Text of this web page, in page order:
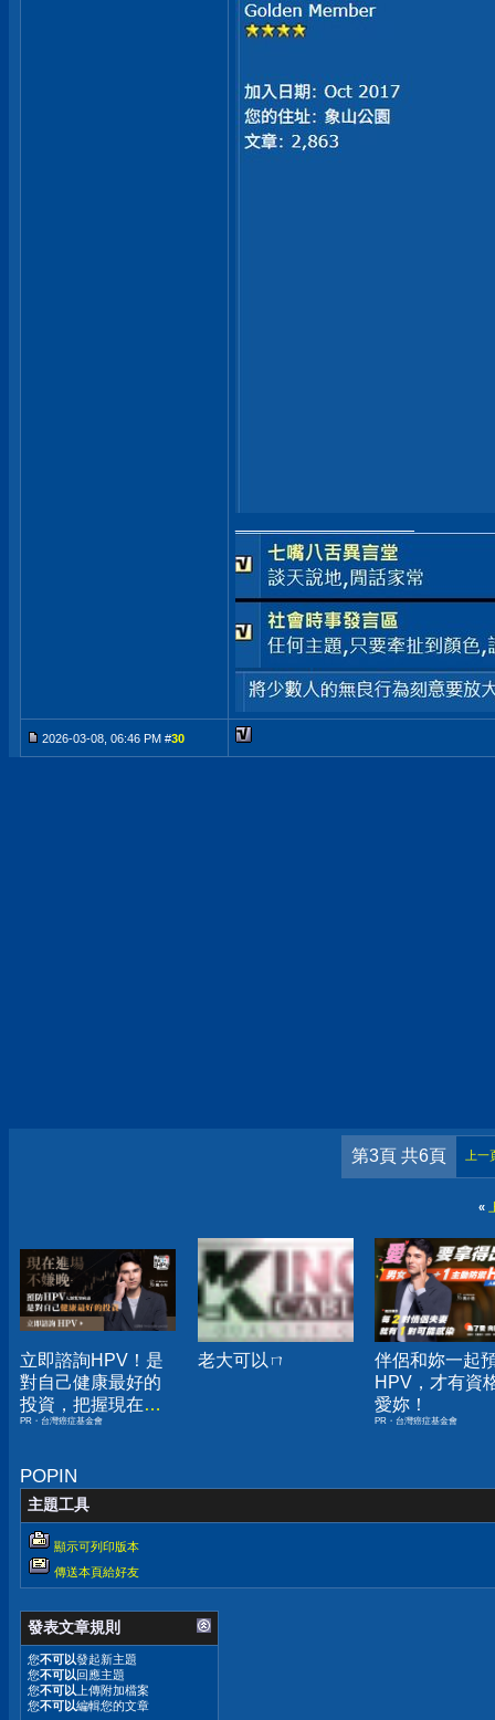
2026-03-08, 06:46 PM #30
第3頁 共6頁 上一
«
立即諮詢HPV！是
對自己健康最好的
投資，把握現在不
嫌晚！
PR・台灣癌症基金會
老大可以ㄇ
伴侶和妳一起
HPV，才有資
愛妳！
PR・台灣癌症基金會
POPIN
主題工具
顯示可列印版本
傳送本頁給好友
發表文章規則
您不可以發起新主題
您不可以回應主題
您不可以 上傳附加檔案
您不可以編輯您的文章